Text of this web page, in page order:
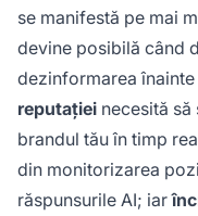
se manifestă pe mai
devine posibilă când
dezinformarea
reputației necesită să
brandul tău în timp
din monitorizarea
răspunsurile AI; iar